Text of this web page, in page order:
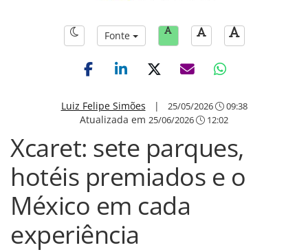
Fonte
Luiz Felipe Simões | 25/05/2026 09:38
Atualizada em 25/06/2026 12:02
Xcaret: sete parques,
hotéis premiados e o
México em cada
experiência